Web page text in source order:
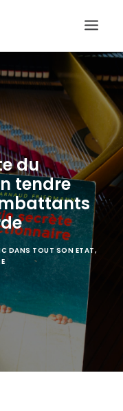
ETAT
du
tendre
DANS TOUT SON ETAT,